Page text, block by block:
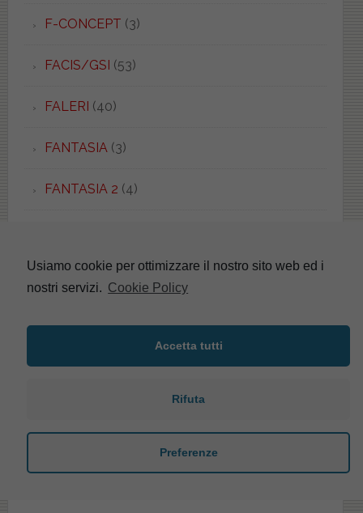
F-CONCEPT (3)
FACIS/GSI (53)
FALERI (40)
FANTASIA (3)
FANTASIA 2 (4)
FAST(3)
FIDIA(3)
FIESTA(1)
Usiamo cookie per ottimizzare il nostro sito web ed i
nostri servizi. Cookie Policy
Accetta tutti
Rifuta
Preferenze